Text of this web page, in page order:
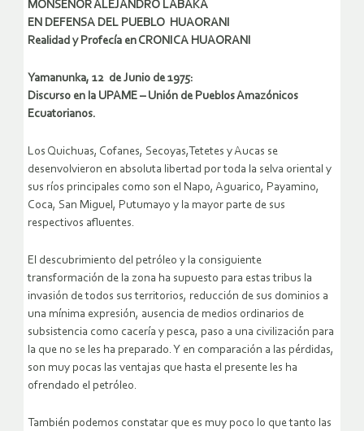
MONSEÑOR ALEJANDRO LABAKA
EN DEFENSA DEL PUEBLO HUAORANI
Realidad y Profecía en CRONICA HUAORANI
Yamanunka, 12 de Junio de 1975:
Discurso en la UPAME – Unión de Pueblos Amazónicos
Ecuatorianos.
Los Quichuas, Cofanes, Secoyas,Tetetes y Aucas se
desenvolvieron en absoluta libertad por toda la selva oriental y
sus ríos principales como son el Napo, Aguarico, Payamino,
Coca, San Miguel, Putumayo y la mayor parte de sus
respectivos afluentes.
El descubrimiento del petróleo y la consiguiente
transformación de la zona ha supuesto para estas tribus la
invasión de todos sus territorios, reducción de sus dominios a
una mínima expresión, ausencia de medios ordinarios de
subsistencia como cacería y pesca, paso a una civilización para
la que no se les ha preparado. Y en comparación a las pérdidas,
son muy pocas las ventajas que hasta el presente les ha
ofrendado el petróleo.
También podemos constatar que es muy poco lo que tanto las